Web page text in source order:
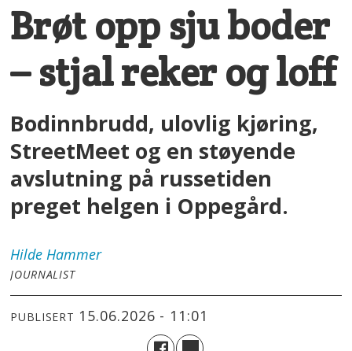
Brøt opp sju boder
– stjal reker og loff
Bodinnbrudd, ulovlig kjøring,
StreetMeet og en støyende
avslutning på russetiden
preget helgen i Oppegård.
Hilde Hammer
JOURNALIST
PUBLISERT 15.06.2026 - 11:01